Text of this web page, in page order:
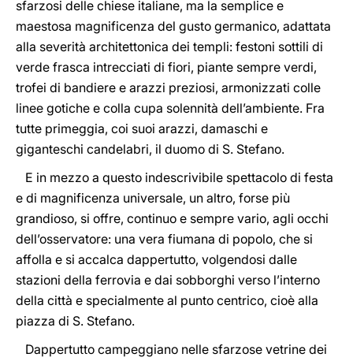
sfarzosi delle chiese italiane, ma la semplice e
maestosa magnificenza del gusto germanico, adattata
alla severità architettonica dei templi: festoni sottili di
verde frasca intrecciati di fiori, piante sempre verdi,
trofei di bandiere e arazzi preziosi, armonizzati colle
linee gotiche e colla cupa solennità dell’ambiente. Fra
tutte primeggia, coi suoi arazzi, damaschi e
giganteschi candelabri, il duomo di S. Stefano.
E in mezzo a questo indescrivibile spettacolo di festa
e di magnificenza universale, un altro, forse più
grandioso, si offre, continuo e sempre vario, agli occhi
dell’osservatore: una vera fiumana di popolo, che si
affolla e si accalca dappertutto, volgendosi dalle
stazioni della ferrovia e dai sobborghi verso l’interno
della città e specialmente al punto centrico, cioè alla
piazza di S. Stefano.
Dappertutto campeggiano nelle sfarzose vetrine dei